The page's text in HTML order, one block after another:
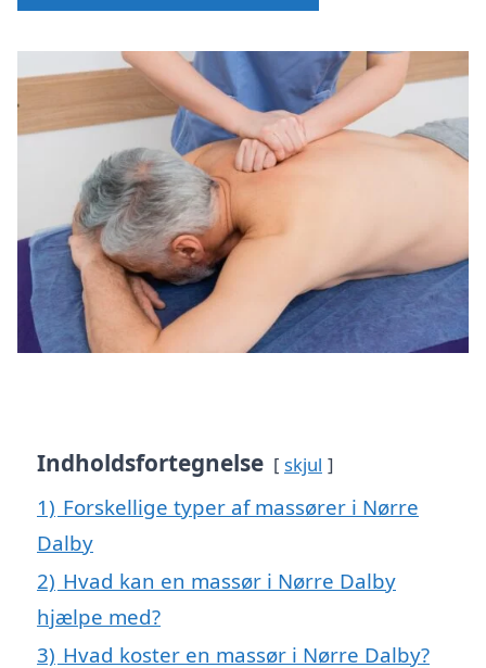
Indholdsfortegnelse skjul
1) Forskellige typer af massører i Nørre
Dalby
2) Hvad kan en massør i Nørre Dalby
hjælpe med?
3) Hvad koster en massør i Nørre Dalby?